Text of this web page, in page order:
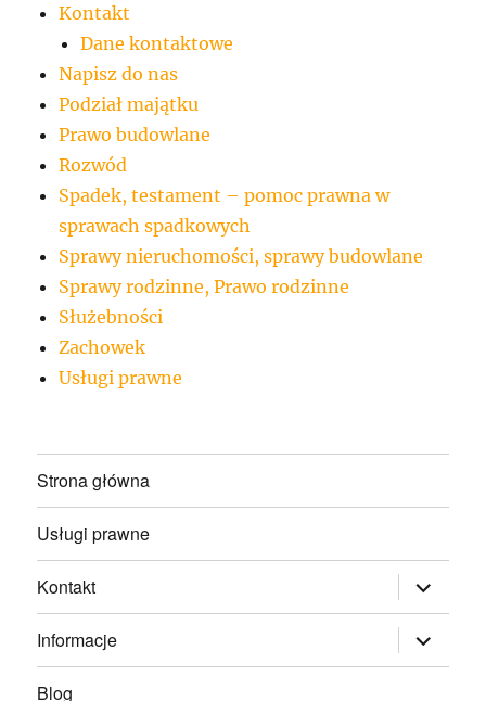
Kontakt
Dane kontaktowe
Napisz do nas
Podział majątku
Prawo budowlane
Rozwód
Spadek, testament – pomoc prawna w
sprawach spadkowych
Sprawy nieruchomości, sprawy budowlane
Sprawy rodzinne, Prawo rodzinne
Służebności
Zachowek
Usługi prawne
Strona główna
Usługi prawne
Kontakt rozwiń
menu
potomne
Informacje
rozwiń
menu
potomne
Blog